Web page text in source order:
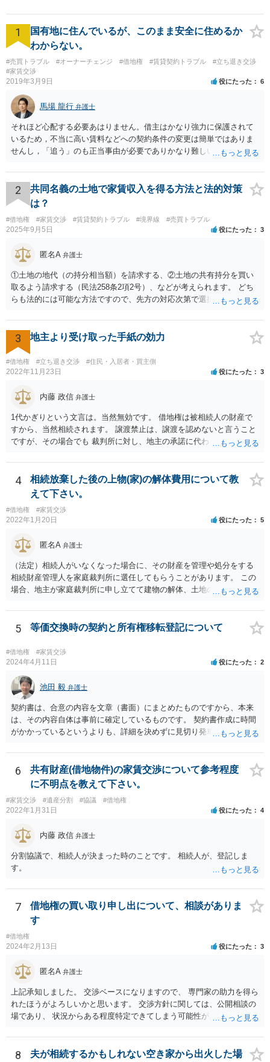
1
国有地に住んでいるが、このまま安全に住めるか
わからない。
#売買トラブル #オーナーチェンジ #借地権 #賃貸契約トラブル
#立ち退き交渉
#家賃交渉
2019年3月9日 役にたった 6
馬場 龍行 弁護士
それほど心配する必要あはりません。借主はかなり強力に保護されて
いるため，不当に高い賃料などへの契約条件の変更は簡単ではありま
せんし，「追う」のも正当事由が必要でありかなり難しいのです。 周
い条件で立退料等を支払ってもらえるかもしれません。 なので無理し
て所有権を取得する必要はないと思いますが，まずは価格ですよね。
ローンが組めないということはないと思いますが，金融機関に相談さ
れてみてはいかがでしょうか。 買うとしたら，という条件をしっかり
把握して，その上で，買うか，借り続けるか，というのはどちらにも
メリットデメリットありますので価値判断の問題といえそうです。
2
共同名義の土地で家賃収入を得る方法と法的対策
は？
#借地権 #家賃交渉 #賃貸契約トラブル #境界線 #売買トラブル
2025年9月5日 役にたった 3
匿名A 弁護士
①土地の地代（の持分相当額）を請求する、②土地の共有持分を買い
取るよう請求する（民法258条2項2号）、などが考えられます。 どち
らも法的には可能な方法ですので、先方の対応次第で選択することに
は②を求めて訴訟を提起することになるかと存じます。）
3 地主より受け取った手紙の効力
#借地権 #立ち退き交渉 #住民・入居者・買主側
2022年11月23日 役にたった 3
内藤 政信 弁護士
1代かぎりという文言は。当然無効です。 借地権は被相続人の財産で
すから、当然相続されます。 譲渡禁止は、譲渡を認めないと言うこと
ですが、その場合でも 裁判所に対し、地主の承諾に代わる許可を求め
されるので消滅することはありません。
4
相続放棄した後の上物(家)の解体費用について教
えて下さい。
#借地権 #家賃交渉
2022年1月20日 役にたった 5
匿名A 弁護士
（法定）相続人がいなくなった場合に、その財産を管理や処分をする
相続財産管理人を家庭裁判所に選任してもらうことがあります。 この
場合、地主が家庭裁判所に申し立てて建物の解体、土地の明け渡しを
財産を持っていればその財産から解体費用を出すことも考えられます
が、なければ、事実上地主が出さざるを得なくなると思います。
5 等価交換時の契約と所有権移転登記について
#借地権 #家賃交渉
2024年4月11日 役にたった 2
池田 毅 弁護士
契約書は、合意の内容を文章（書面）にまとめたものですから、本来
は、その内容自体は事前に確定しているものです。 契約書作成に時間
がかかっているというよりも、詳細を決めずに見切り発車をしてしま
で、地代の支払い時期、方法などきちんと「確定」して覚書にしてお
く方が安全だろうと思います。 所有権移転登記を先行させることのデ
メリットというよりも、詳細についての取り決めがないこと自体がデ
メリット（どのようなトラブル（相手の言い分）がでてくるかが分か
らない）なので、まずはそこをきちんとしたほうがよいと思います。
6
共有財産(借地物件)の家賃交渉について参考程度
に不明点を教えて下さい。
#家賃交渉 #遺産分割 #協議 #借地権
2022年1月31日 役にたった 4
内藤 政信 弁護士
分割協議で、相続人が決まった時のことです。 相続人が、登記しま
す。
7
借地権の買い取り申し出について、相談がありま
す
#借地権
2024年2月13日 役にたった 3
匿名A 弁護士
上記承知しました。 交渉ベースになりますので、 専門家の助力を得ら
れたほうがよろしいかと思います。 交渉方針に関しては、公開相談の
場であり、 状況からある程度特定できてしまう可能性があり、 相手方
いたします。
8
夫が相続するかもしれない空き家から出火した場